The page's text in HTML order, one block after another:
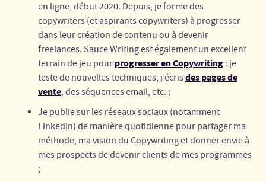
en ligne, début 2020. Depuis, je forme des
copywriters (et aspirants copywriters) à progresser
dans leur création de contenu ou à devenir
freelances. Sauce Writing est également un excellent
terrain de jeu pour progresser en Copywriting : je
teste de nouvelles techniques, j’écrisdes pages de
vente, des séquences email, etc. ;
Je publie sur les réseaux sociaux (notamment
LinkedIn) de manière quotidienne pour partager ma
méthode, ma vision du Copywriting et donner envie à
mes prospects de devenir clients de mes programmes
;